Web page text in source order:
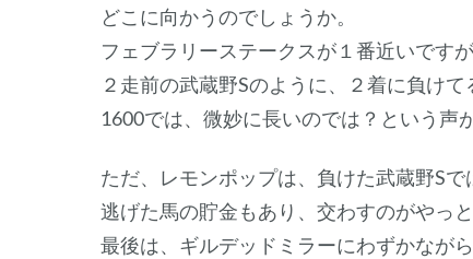
どこに向かうのでしょうか。
フェブラリーステークスが１番近いですが
２走前の武蔵野Sのように、２着に負けて
1600では、微妙に長いのでは？という声
ただ、レモンポップは、負けた武蔵野Sで
逃げた馬の貯金もあり、交わすのがやっと
最後は、ギルデッドミラーにわずかなが